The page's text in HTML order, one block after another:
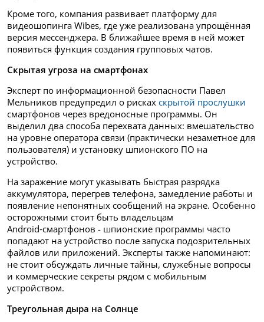
Кроме того, компания развивает платформу для
видеошопинга Wibes, где уже реализована упрощённая
версия мессенджера. В ближайшее время в ней может
появиться функция создания групповых чатов.
Скрытая угроза на смартфонах
Эксперт по информационной безопасности Павел
Мельников предупредил о рисках скрытой прослушки
смартфонов через вредоносные программы. Он
выделил два способа перехвата данных: вмешательство
на уровне оператора связи (практически незаметное для
пользователя) и установку шпионского ПО на
устройство.
На заражение могут указывать быстрая разрядка
аккумулятора, перегрев телефона, замедление работы и
появление непонятных сообщений на экране. Особенно
осторожными стоит быть владельцам
Android‑смартфонов - шпионские программы часто
попадают на устройство после запуска подозрительных
файлов или приложений. Эксперты также напоминают:
не стоит обсуждать личные тайны, служебные вопросы
и коммерческие секреты рядом с мобильным
устройством.
Треугольная дыра на Солнце